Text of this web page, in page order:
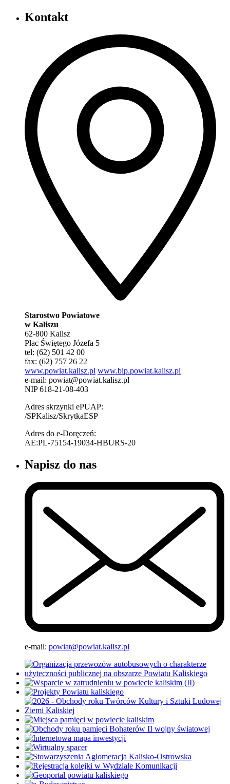
Kontakt
Starostwo Powiatowe
w Kaliszu
62-800 Kalisz
Plac Świętego Józefa 5
tel: (62) 501 42 00
fax: (62) 757 26 22
www.powiat.kalisz.pl www.bip.powiat.kalisz.pl
e-mail: powiat@powiat.kalisz.pl
NIP 618-21-08-403
Adres skrzynki ePUAP:
/SPKalisz/SkrytkaESP
Adres do e-Doręczeń:
AE:PL-75154-19034-HBURS-20
Napisz do nas
e-mail: powiat@powiat.kalisz.pl